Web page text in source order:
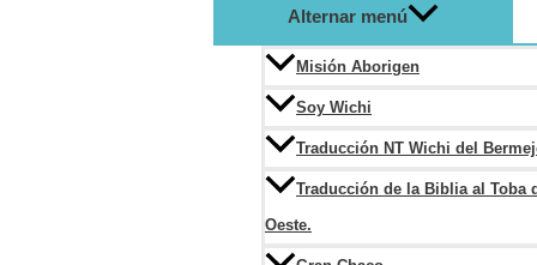
Alternar menú
Misión Aborigen
Soy Wichi
Traducción NT Wichi del
Traducción de la Biblia al Toba
Oeste.